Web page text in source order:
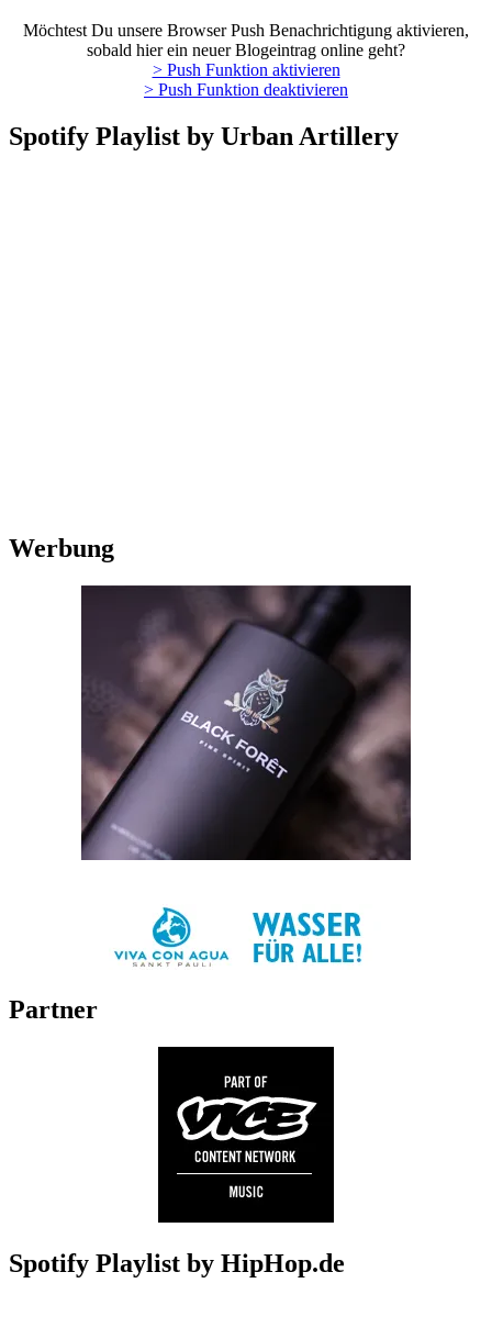
Möchtest Du unsere Browser Push Benachrichtigung aktivieren,
sobald hier ein neuer Blogeintrag online geht?
> Push Funktion aktivieren
> Push Funktion deaktivieren
Spotify Playlist by Urban Artillery
Werbung
Partner
Spotify Playlist by HipHop.de